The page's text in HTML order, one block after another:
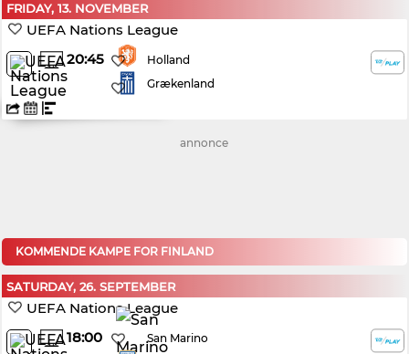
FRIDAY, 13. NOVEMBER
UEFA Nations League
20:45
Holland
Grækenland
annonce
KOMMENDE KAMPE FOR FINLAND
SATURDAY, 26. SEPTEMBER
UEFA Nations League
18:00
San Marino